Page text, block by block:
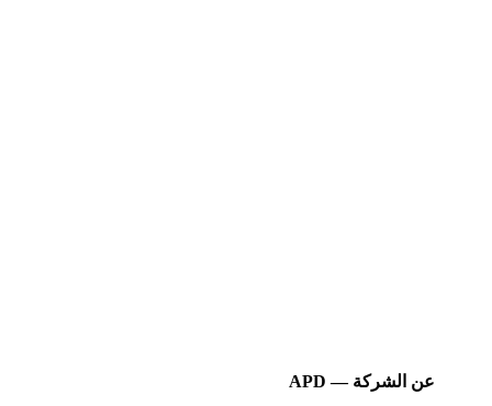
عن الشركة — APD